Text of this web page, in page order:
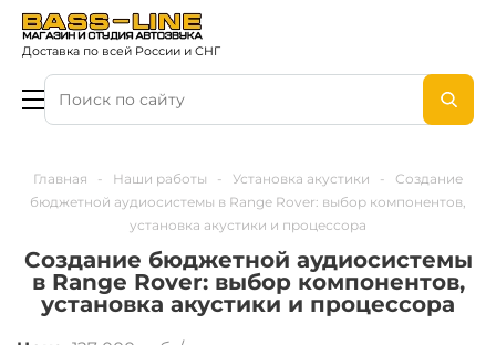
Доставка по всей России и СНГ
Главная - Наши работы - Установка акустики -
Создание
бюджетной аудиосистемы в Range Rover: выбор компонентов,
установка акустики и процессора
Создание бюджетной аудиосистемы
в Range Rover: выбор компонентов,
установка акустики и процессора